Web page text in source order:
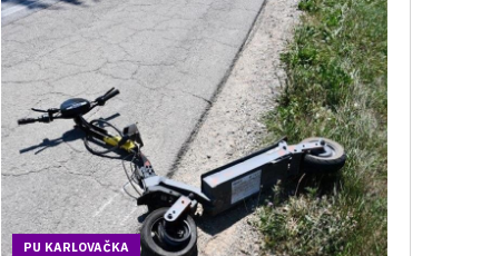
PU KARLOVAČKA